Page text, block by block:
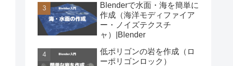
Blenderで水面・海を簡単に
作成（海洋モディファイア
ー・ノイズテクスチ
ャ）|Blender
低ポリゴンの岩を作成（ロ
ーポリゴンロック）